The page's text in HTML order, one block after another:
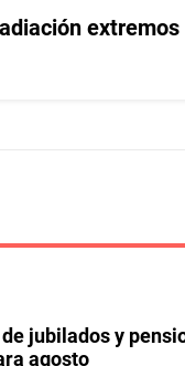
jubilados y
agosto